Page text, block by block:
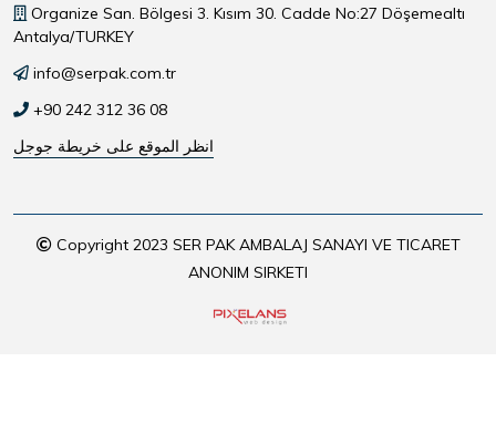
Organize San. Bölgesi 3. Kısım 30. Cadde No:27 Döşemealtı
Antalya/TURKEY
info@serpak.com.tr
+90 242 312 36 08
انظر الموقع على خريطة جوجل
Copyright 2023 SER PAK AMBALAJ SANAYI VE TICARET
ANONIM SIRKETI